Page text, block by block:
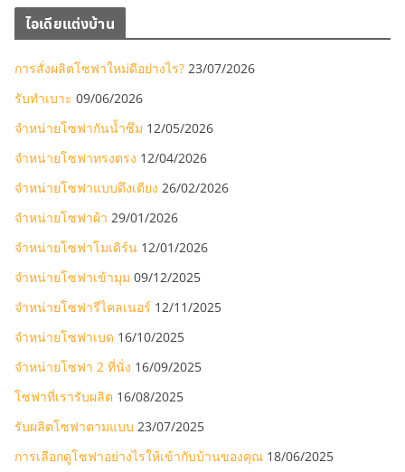
ไอเดียแต่งบ้าน
การสั่งผลิตโซฟาใหม่ดีอย่างไร? 23/07/2026
รับทำเบาะ 09/06/2026
จำหน่ายโซฟากันน้ำซึม 12/05/2026
จำหน่ายโซฟาทรงตรง 12/04/2026
จำหน่ายโซฟาแบบดึงเตียง 26/02/2026
จำหน่ายโซฟาผ้า 29/01/2026
จำหน่ายโซฟาโมเดิร์น 12/01/2026
จำหน่ายโซฟาเข้ามุม 09/12/2025
จำหน่ายโซฟารีไคลเนอร์ 12/11/2025
จำหน่ายโซฟาเบด 16/10/2025
จำหน่ายโซฟา 2 ที่นั่ง 16/09/2025
โซฟาที่เรารับผลิต 16/08/2025
รับผลิตโซฟาตามแบบ 23/07/2025
การเลือกดูโซฟาอย่างไรให้เข้ากับบ้านของคุณ 18/06/2025